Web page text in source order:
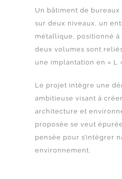
Un bâtiment de
sur deux niveaux, u n
métallique, positionné à
deux volumes sont
une implantation en « L
Le projet intègre une
ambitieuse visant à
architecture et
proposée se veut
pensée pour s’intégrer
environnement.